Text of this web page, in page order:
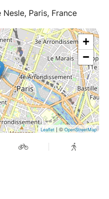
Paris, France
+
−
Leaflet | © OpenStreetMap